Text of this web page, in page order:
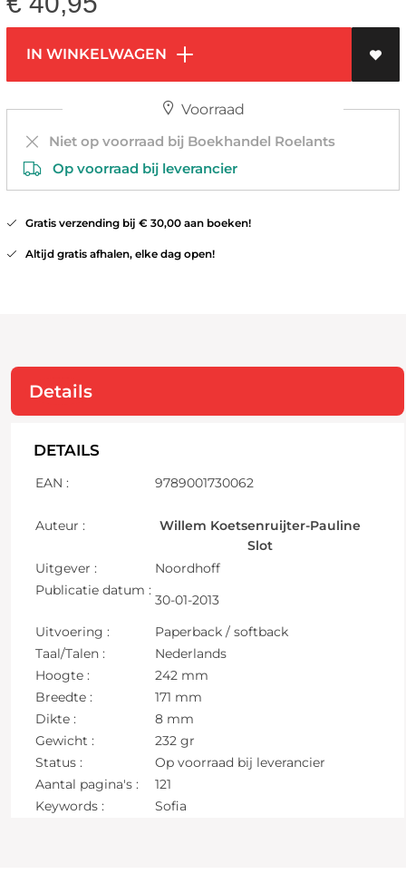
IN WINKELWAGEN
Voorraad
Niet op voorraad bij Boekhandel Roelants
Op voorraad bij leverancier
Gratis verzending bij € 30,00 aan boeken!
Altijd gratis afhalen, elke dag open!
Details
DETAILS
EAN : 9789001730062
Auteur :
Willem Koetsenruijter-Pauline
Slot
Uitgever :
Noordhoff
Publicatie datum :
30-01-2013
Uitvoering :
Paperback / softback
Taal/Talen :
Nederlands
Hoogte :
242 mm
Breedte :
171 mm
Dikte :
8 mm
Gewicht :
232 gr
Status :
Op voorraad bij leverancier
Aantal pagina's :
121
Keywords :
Sofia